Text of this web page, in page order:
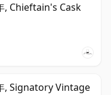
, Chieftain's Cask
, Signatory Vintage